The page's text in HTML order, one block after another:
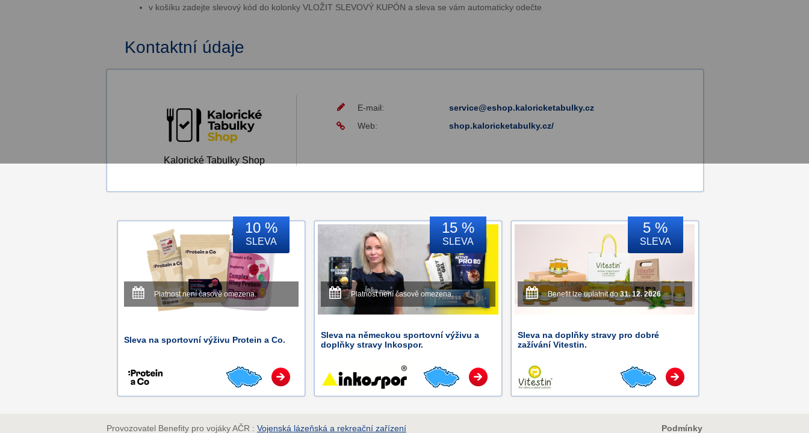
v košíku zadejte slevový kód do kolonky VLOŽIT SLEVOVÝ KUPÓN a sleva se vám automaticky odečte
Kontaktní údaje
Kalorické Tabulky Shop
E-mail:
service@eshop.kaloricketabulky.cz
Web:
shop.kaloricketabulky.cz/
10 %
SLEVA
Platnost není časově omezena.
Sleva na sportovní výživu Protein a Co.
15 %
SLEVA
Platnost není časově omezena.
Sleva na německou sportovní výživu a
doplňky stravy Inkospor.
5 %
SLEVA
Benefit lze uplatnit do31. 12. 2026
Sleva na doplňky stravy pro dobré
zažívání Vitestin.
Provozovatel Benefity pro vojáky AČR : Vojenská lázeňská a rekreační zařízení Podmínky